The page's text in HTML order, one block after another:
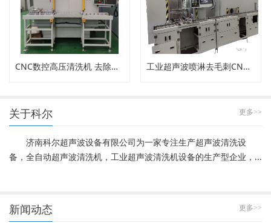
CNC数控高压清洗机 去除内孔工件毛刺 工业超声波喷淋去毛刺CNC高压清洗机
更多>>
关于科尔
济南科尔超声波设备有限公司为一家专注生产超声波清洗设
备，全自动超声波清洗机，工业超声波清洗机设备的生产型企业，...
更多>>
新闻动态